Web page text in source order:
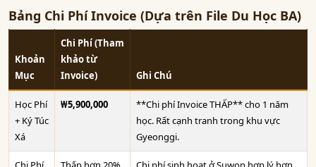
Bảng Chi Phí Invoice (Dựa trên File Du Học BA)
Khoản
Mục
Chi Phí (Tham
khảo từ
Invoice)
Ghi Chú
Học Phí
+ Ký Túc
Xá
₩5,900,000
**Chi phí Invoice THẤP** cho 1 năm
học. Rất cạnh tranh trong khu vực
Gyeonggi.